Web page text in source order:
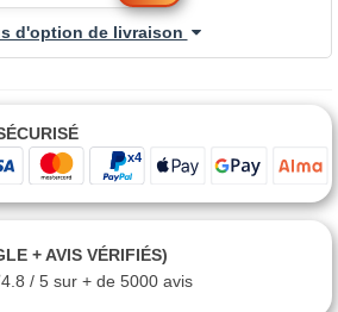
d'option de livraison
+ AVIS VÉRIFIÉS)
4.8 / 5 sur + de 5000 avis